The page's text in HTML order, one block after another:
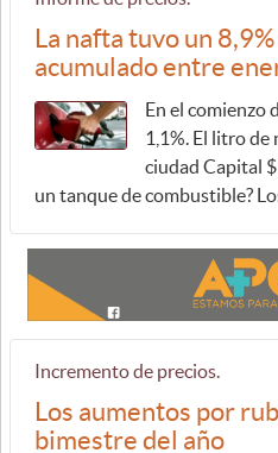
La nafta tuvo un
acumulado entre
En el comienzo
1,1%. El litro de
ciudad Capital
un tanque de combustible?
Incremento de precios.
Los aumentos por
bimestre del año